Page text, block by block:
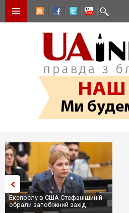
Експослу в США Стефанішиній
обрали запобіжний захід